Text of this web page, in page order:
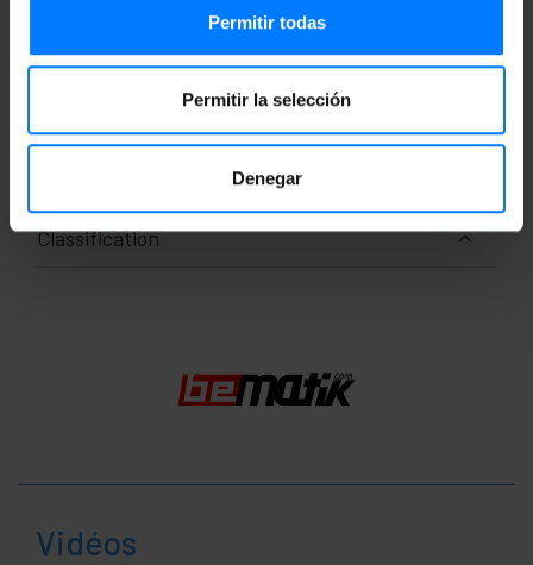
Permitir todas
Permitir la selección
Denegar
Poids brut: 300 g
Dimensions du produit (largeur x profondeur x
Nombre de colis: 1
Classification
Vidéos